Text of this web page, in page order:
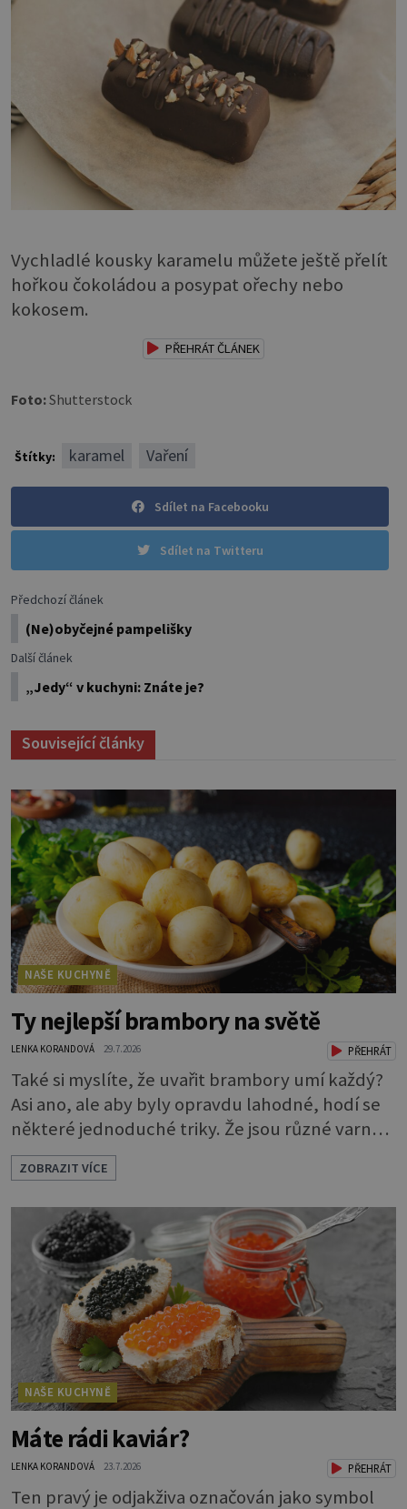
Vychladlé kousky karamelu můžete ještě přelít
hořkou čokoládou a posypat ořechy nebo
kokosem.
PŘEHRÁT ČLÁNEK
Foto:Shutterstock
Štítky: karamel Vaření
Sdílet na Facebooku
Sdílet na Twitteru
Předchozí článek
(Ne)obyčejné pampelišky
Další článek
„Jedy“ v kuchyni: Znáte je?
Související články
NAŠE KUCHYNĚ
Ty nejlepší brambory na světě
LENKA KORANDOVÁ 29.7.2026 PŘEHRÁT
Také si myslíte, že uvařit brambory umí každý?
Asi ano, ale aby byly opravdu lahodné, hodí se
některé jednoduché triky. Že jsou různé varné
typy od A, tedy na saláty, po D na kaši, určitě
víte, takže vyberete podle toho, co chcete
právě uvařit. Vařte správně Spousta lidí vaří
brambory tak, že nalijí do hrnce vodu, osolí ji,
přidají brambory nakrájené na kousky a dají
vařit. Brambor
ZOBRAZIT VÍCE
NAŠE KUCHYNĚ
Máte rádi kaviár?
LENKA KORANDOVÁ 23.7.2026 PŘEHRÁT
Ten pravý je odjakživa označován jako symbol